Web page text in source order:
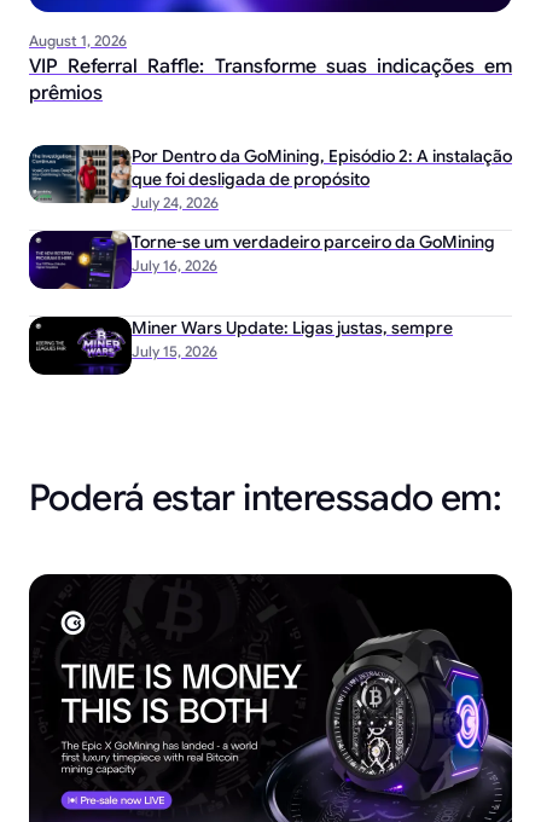
August 1, 2026
VIP Referral Raffle: Transforme suas indicações em
prêmios
July 24, 2026
Por Dentro da GoMining, Episódio 2: A instalação
que foi desligada de propósito
July 16, 2026
Torne-se um verdadeiro parceiro da GoMining
July 15, 2026
Miner Wars Update: Ligas justas, sempre
Poderá estar interessado em: